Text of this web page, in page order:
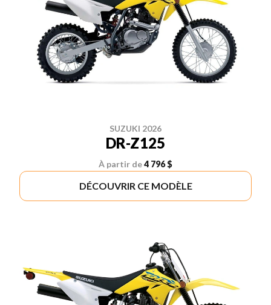
SUZUKI 2026
DR-Z125
À partir de4 796 $
DÉCOUVRIR CE MODÈLE